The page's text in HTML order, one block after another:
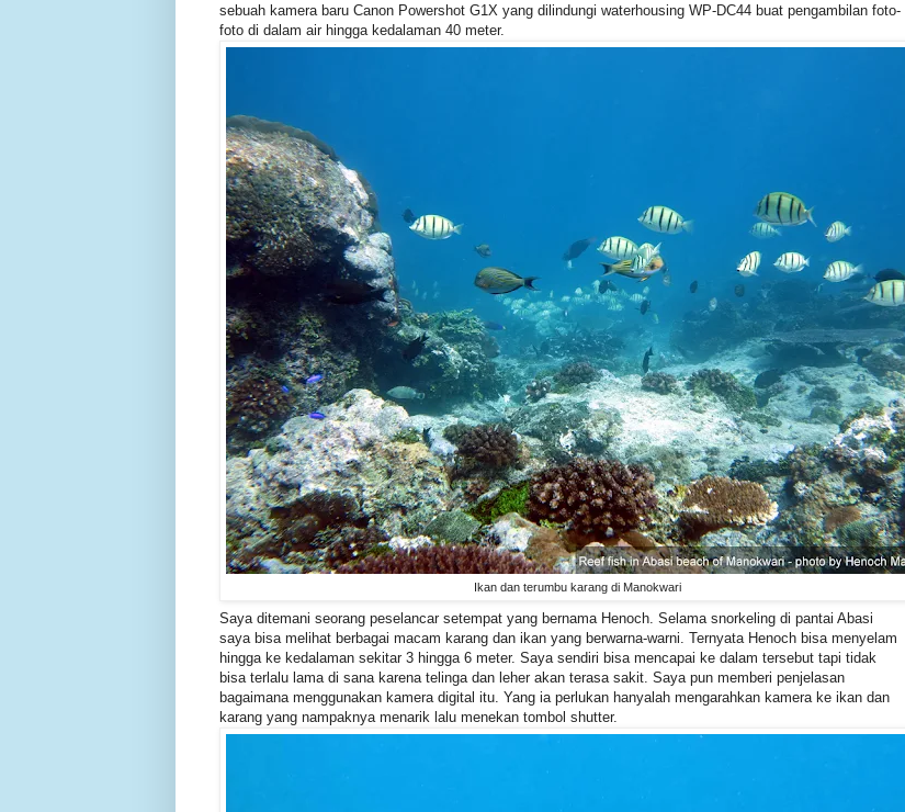
sebuah kamera baru Canon Powershot G1X yang dilindungi waterhousing WP-DC44 buat pengambilan foto-
foto di dalam air hingga kedalaman 40 meter.
Ikan dan terumbu karang di Manokwari
Saya ditemani seorang peselancar setempat yang bernama Henoch. Selama snorkeling di pantai Abasi
saya bisa melihat berbagai macam karang dan ikan yang berwarna-warni. Ternyata Henoch bisa menyelam
hingga ke kedalaman sekitar 3 hingga 6 meter. Saya sendiri bisa mencapai ke dalam tersebut tapi tidak
bisa terlalu lama di sana karena telinga dan leher akan terasa sakit. Saya pun memberi penjelasan
bagaimana menggunakan kamera digital itu. Yang ia perlukan hanyalah mengarahkan kamera ke ikan dan
karang yang nampaknya menarik lalu menekan tombol shutter.